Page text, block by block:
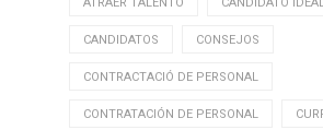
CANDIDATOS CONSEJOS
CONTRACTACIÓ DE PERSONAL
CONTRATACIÓN DE PERSONAL